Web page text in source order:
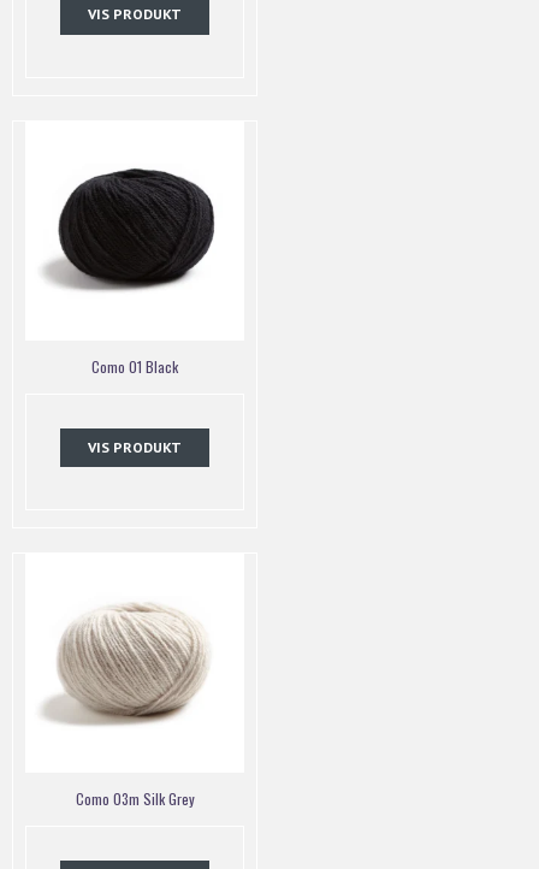
VIS PRODUKT
Como 01 Black
VIS PRODUKT
Como 03m Silk Grey